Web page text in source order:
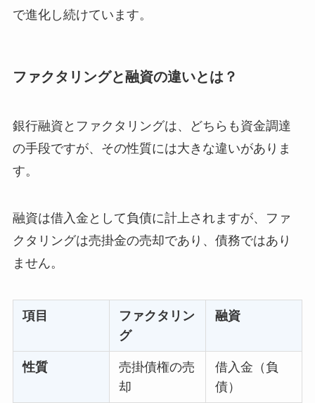
で進化し続けています。
ファクタリングと融資の違いとは？
銀行融資とファクタリングは、どちらも資金調達
の手段ですが、その性質には大きな違いがありま
す。
融資は借入金として負債に計上されますが、ファ
クタリングは売掛金の売却であり、債務ではあり
ません。
項目
ファクタリン
グ
融資
性質
売掛債権の売
却
借入金（負
債）